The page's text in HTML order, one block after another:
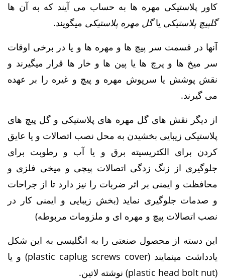
کاور پلاستیکی مهره ها به حساب می آیند که به آن ها
گلپیچ پلاستیکی یاگل مهره پلاستیکی میگویند.
آنها در قسمت سر پیچ ها و مهره ها و یا در برخی اوقات
سر میخ ها و پرچ ها یا پین ها و خار ها قرار میگیرند و
نقش پوشش یا سرپوش مهره و پیچ و غیره را بر عهده
می گیرند.
از دیگر نقش های گل مهره های پلاستیکی و گل پیچ های
پلاستیکی زیبایی بخشیدن به محل نصب اتصالات و یا عایق
کردن برای الکتریسیته برق و یا آب و رطوبت برای
جلوگیری از زنگ زدگی اتصالات پیچی و میخی فلزی و
محافظت و ایمنی بر اثر ضربات را نیز دارد تا از جراحات
و صدمات جلوگیری نماید (بخش زیبایی و ایمنی کار در
نصب اتصالات پیچ و مهره ای و ملزومات مربوطه)
این دسته از محصول صنعتی را به انگلیسی به این شکل
یادداشت مینمایند (plastic caplug screws cover) و یا
(plastic head bolt nut) نوشته لاتین.